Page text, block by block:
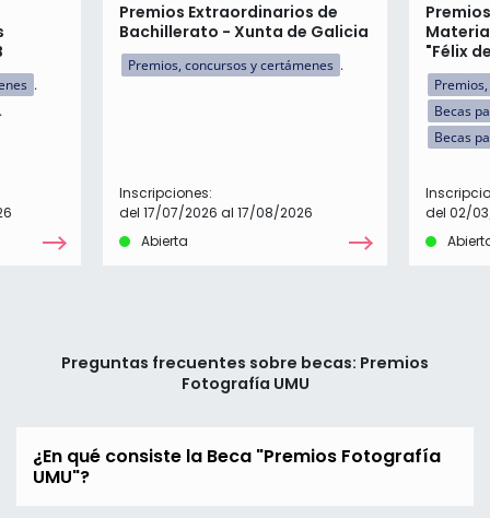
Premios Extraordinarios de
Bachillerato - Xunta de Galicia
Premios, concursos y certámenes
Inscripciones:
del 17/07/2026 al 17/08/2026
Abierta
"Félix
Becas
Becas
del 02/
Preguntas frecuentes sobre becas: Premios
Fotografía UMU
¿En qué consiste la Beca "Premios Fotografía
UMU"?